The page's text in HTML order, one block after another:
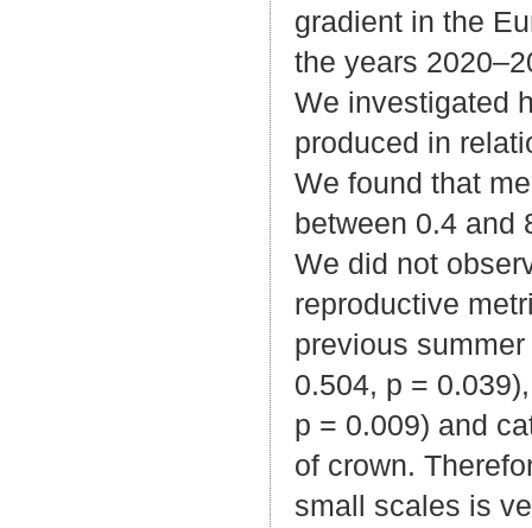
gradient in the
the years
We investigated
produced in
We found that
between 0.4 and
We did not
reproductive
previous
0.504, p =
p = 0.009) and
of crown.
small scales is